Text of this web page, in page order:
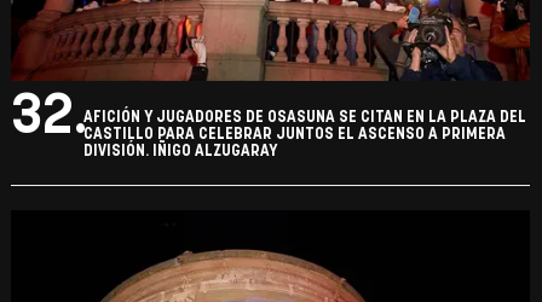
32.AFICIÓN Y JUGADORES DE OSASUNA SE CITAN EN LA PLAZA DEL
CASTILLO PARA CELEBRAR JUNTOS EL ASCENSO A PRIMERA
DIVISIÓN. IÑIGO ALZUGARAY